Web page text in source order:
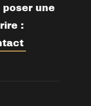
une
: